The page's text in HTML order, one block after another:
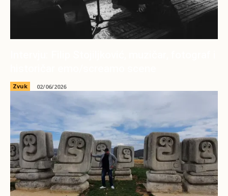
Zvuk 02/06/2026